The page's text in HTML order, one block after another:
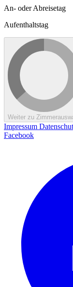
An- oder Abreisetag
Aufenthaltstag
Weiter zu
Impressum
Facebook